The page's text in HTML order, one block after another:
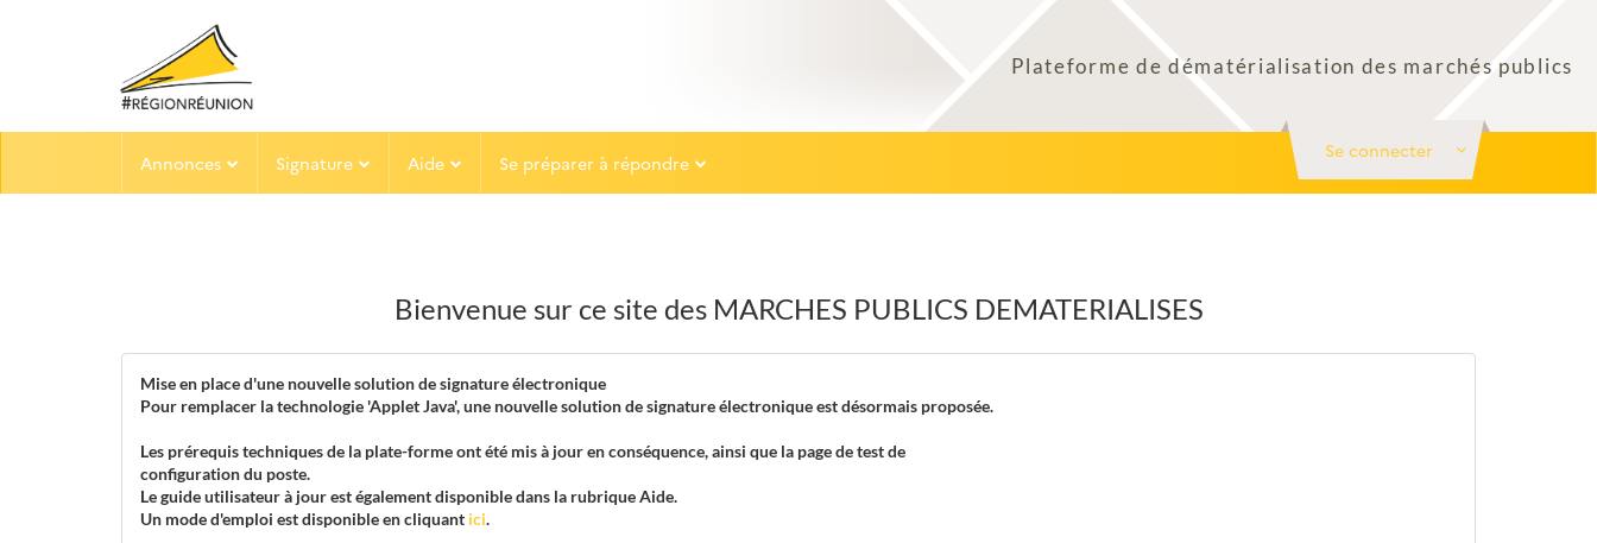
Se connecter
Annonces Signature Aide Se préparer à répondre
Bienvenue sur ce site des MARCHES PUBLICS DEMATERIALISES
Mise en place d'une nouvelle solution de signature électronique
Pour remplacer la technologie 'Applet Java', une nouvelle solution de signature électronique est désormais proposée.
Les prérequis techniques de la plate-forme ont été mis à jour en conséquence, ainsi que la page de test de
configuration du poste.
Le guide utilisateur à jour est également disponible dans la rubrique Aide.
Un mode d'emploi est disponible en cliquant ici.